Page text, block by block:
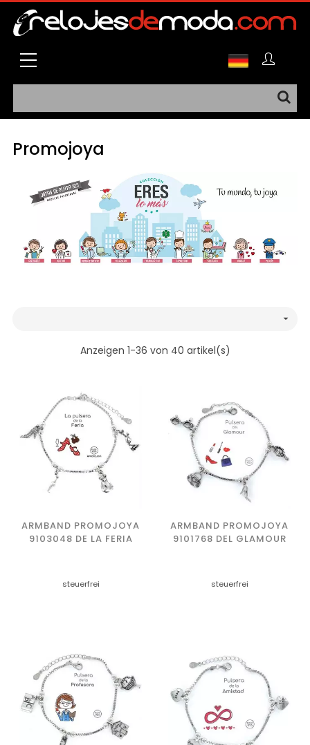
Promojoya

Anzeigen 1-36 von 40 artikel(s)
ARMBAND PROMOJOYA
9103048 DE LA FERIA
steuerfrei
ARMBAND PROMOJOYA
9101768 DEL GLAMOUR
steuerfrei